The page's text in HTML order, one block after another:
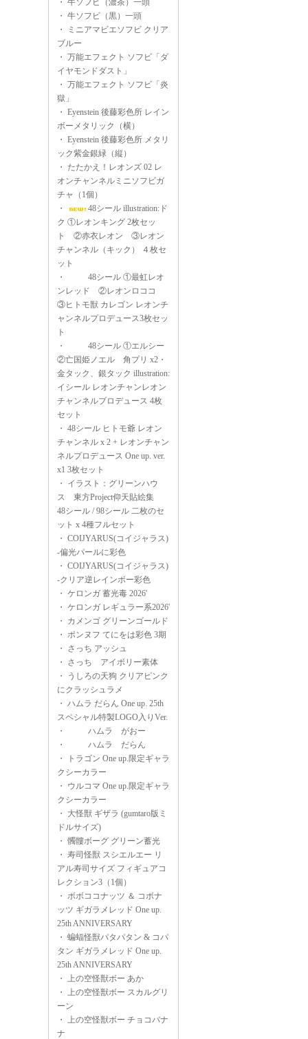
・ 牛ソフビ（濃茶）一頭
・ 牛ソフビ（黒）一頭
・
ミニアマビエソフビ クリア
ブルー
・ 万能エフェクト ソフビ「ダ
イヤモンドダスト」
・ 万能エフェクト ソフビ「炎
獄」
・ Eyenstein 後藤彩色所 レイン
ボーメタリック（横）
・ Eyenstein 後藤彩色所 メタリ
ック紫金銀緑（縦）
・ たたかえ！レオンズ 02 レ
オンチャンネルミニソフビガ
チャ（1個）
・
48シール illustration:ド
ク ①レオンキング 2枚セッ
ト ②赤衣レオン ③レオン
チャンネル（キック） ４枚セ
ット
・
48シール ①最虹レオ
ンレッド ②レオンロココ
③ヒトモ獣 カレゴン レオンチ
ャンネルプロデュース3枚セッ
ト
・
48シール ①エルシー
②亡国姫ノエル 角プリ x2・
金タック、銀タック illustration:
イシール レオンチャンレオン
チャンネルプロデュース 4枚
セット
・ 48シール ヒトモ爺 レオン
チャンネル x 2 + レオンチャン
ネルプロデュース One up. ver.
x1 3枚セット
・ イラスト：グリーンハウ
ス 東方Project仰天貼絵集
48シール / 98シール 二枚のセ
ット x 4種フルセット
・ COIJYARUS(コイジャラス)
-偏光パールに彩色
・ COIJYARUS(コイジャラス)
-クリア逆レインボー彩色
・ ケロンガ 蓄光毒 2026'
・ ケロンガ レギュラー系2026'
・ カメンゴ グリーンゴールド
・ ポンヌフ てにをは彩色 3期
・ さっち アッシュ
・ さっち アイボリー素体
・
うしろの天狗 クリアピンク
にクラッシュラメ
・ ハムラ だらん One up. 25th
スペシャル特製LOGO入りVer.
・
ハムラ がおー
・
ハムラ だらん
・
トラゴン One up.限定ギャラ
クシーカラー
・ ウルコマ One up.限定ギャラ
クシーカラー
・ 大怪獣 ギザラ (gumtaro版ミ
ドルサイズ)
・ 髑髏ボーグ グリーン蓄光
・ 寿司怪獣 スシエルエー リ
アル寿司サイズ フィギュアコ
レクション3（1個）
・ ボボココナッツ ＆ コボナ
ッツ ギガラメレッド One up.
25th ANNIVERSARY
・ 蝙蝠怪獣パタパタン & コパ
タン ギガラメレッド One up.
25th ANNIVERSARY
・ 上の空怪獣ボー あか
・ 上の空怪獣ボー スカルグリ
ーン
・ 上の空怪獣ボー チョコバナ
ナ